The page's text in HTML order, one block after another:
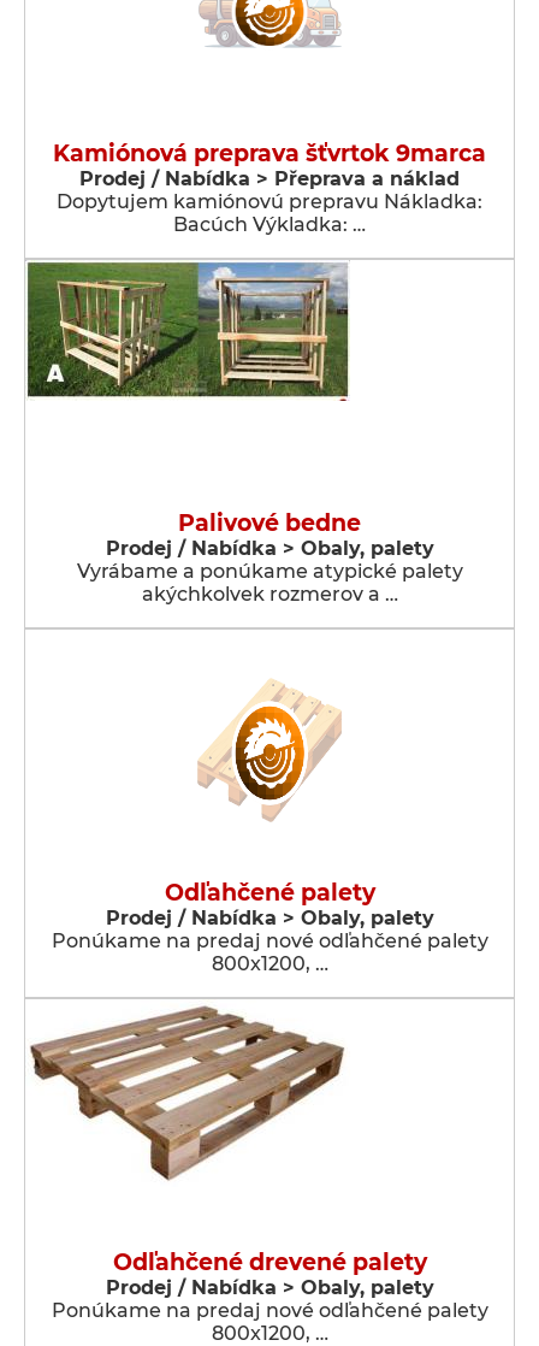
Kamiónová preprava šťvrtok 9marca
Prodej / Nabídka > Přeprava a náklad
Dopytujem kamiónovú prepravu Nákladka:
Bacúch Výkladka: …
Palivové bedne
Prodej / Nabídka > Obaly, palety
Vyrábame a ponúkame atypické palety
akýchkolvek rozmerov a …
Odľahčené palety
Prodej / Nabídka > Obaly, palety
Ponúkame na predaj nové odľahčené palety
800x1200, …
Odľahčené drevené palety
Prodej / Nabídka > Obaly, palety
Ponúkame na predaj nové odľahčené palety
800x1200, …